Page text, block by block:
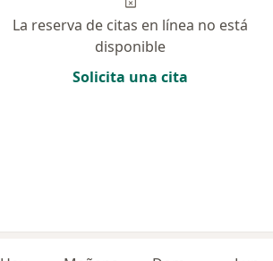
La reserva de citas en línea no está
disponible
Solicita una cita